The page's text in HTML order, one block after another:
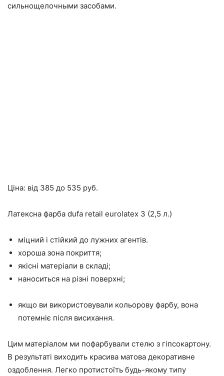
сильнощелочными засобами.
Ціна: від 385 до 535 руб.
Латексна фарба dufa retail eurolatex 3 (2,5 л.)
міцний і стійкий до лужних агентів.
хороша зона покриття;
якісні матеріали в складі;
наноситься на різні поверхні;
якщо ви використовували кольорову фарбу, вона
потемніє після висихання.
Цим матеріалом ми пофарбували стелю з гіпсокартону.
В результаті виходить красива матова декоративне
оздоблення. Легко протистоїть будь-якому типу